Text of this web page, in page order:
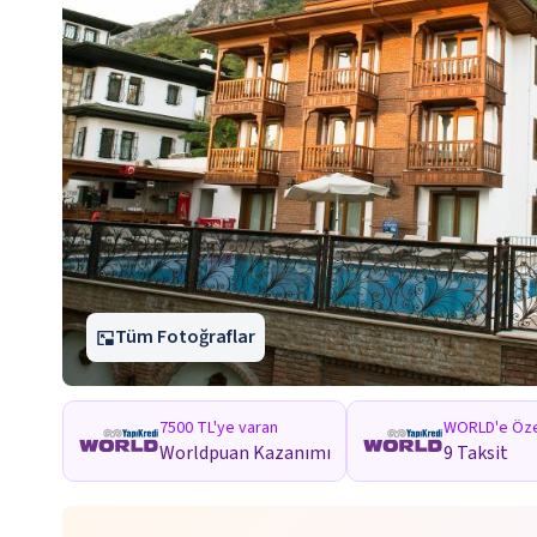
Tüm Fotoğraflar
7500 TL'ye varan
Worldpuan Kazanımı
WORLD'e
9 Taksit